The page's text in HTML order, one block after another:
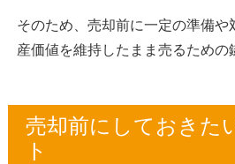
そのため、売却前に一定の準備や
産価値を維持したまま売るための
売却前にしておきた
ト